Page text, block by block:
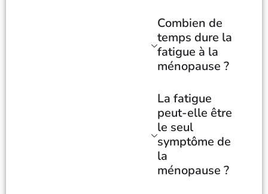
Combien de
temps dure la
fatigue à la
ménopause ?
La fatigue
peut-elle être
le seul
symptôme de
la
ménopause ?